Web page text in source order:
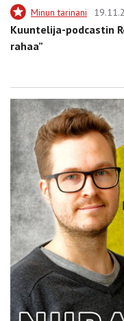
Minun tarinani
Kuuntelija-podcastin
rahaa”